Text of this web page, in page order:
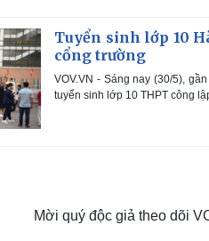
Tuyển sinh lớp 10
cổng trường
VOV.VN - Sáng nay (30/5),
tuyển sinh lớp 10 THPT công
Mời quý độc giả theo dõi